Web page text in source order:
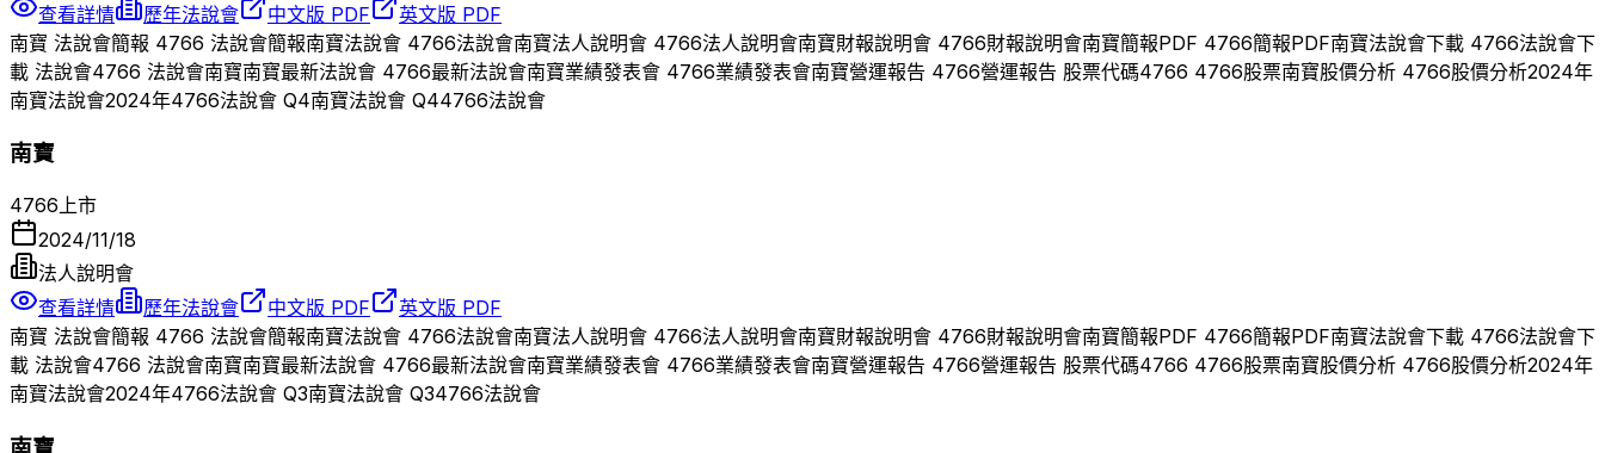
查看詳情
歷年法說會 中文版 PDF
英文版 PDF
南寶 法說會簡報 4766 法說會簡報南寶法說會 4766法說會南寶法人說明會 4766法人說明會南寶財報說明會 4766財報說明會南寶簡報PDF 4766簡報PDF南寶法說會下載 4766法說會下
載 法說會4766 法說會南寶南寶最新法說會 4766最新法說會南寶業績發表會 4766業績發表會南寶營運報告 4766營運報告 股票代碼4766 4766股票南寶股價分析 4766股價分析2024年
南寶法說會2024年4766法說會 Q4南寶法說會 Q44766法說會
南寶
4766上市
2024/11/18
法人說明會
查看詳情
歷年法說會 中文版 PDF
英文版 PDF
南寶 法說會簡報 4766 法說會簡報南寶法說會 4766法說會南寶法人說明會 4766法人說明會南寶財報說明會 4766財報說明會南寶簡報PDF 4766簡報PDF南寶法說會下載 4766法說會下
載 法說會4766 法說會南寶南寶最新法說會 4766最新法說會南寶業績發表會 4766業績發表會南寶營運報告 4766營運報告 股票代碼4766 4766股票南寶股價分析 4766股價分析2024年
南寶法說會2024年4766法說會 Q3南寶法說會 Q34766法說會
南寶